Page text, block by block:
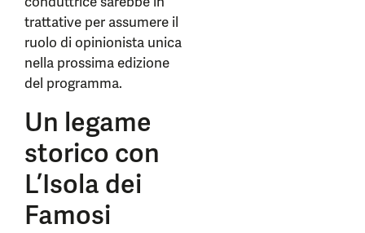
trattative per assumere il
ruolo di opinionista unica
nella prossima edizione
del programma.
Un legame
storico con
L’Isola dei
Famosi